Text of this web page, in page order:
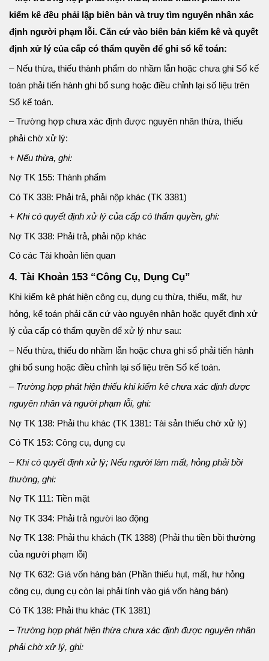
kiểm kê đều phải lập biên bản và truy tìm nguyên nhân xác
định người phạm lỗi. Căn cứ vào biên bản kiểm kê và quyết
định xử lý của cấp có thẩm quyền để ghi sổ kế toán:
– Nếu thừa, thiếu thành phẩm do nhầm lẫn hoặc chưa ghi Sổ kế
toán phải tiến hành ghi bổ sung hoặc điều chỉnh lại số liệu trên
Sổ kế toán.
– Trường hợp chưa xác định được nguyên nhân thừa, thiếu
phải chờ xử lý:
+ Nếu thừa, ghi:
Nợ TK 155: Thành phẩm
Có TK 338: Phải trả, phải nộp khác (TK 3381)
+ Khi có quyết định xử lý của cấp có thẩm quyền, ghi:
Nợ TK 338: Phải trả, phải nộp khác
Có các Tài khoản liên quan
4. Tài Khoản 153 “Công Cụ, Dụng Cụ”
Khi kiểm kê phát hiện công cụ, dụng cụ thừa, thiếu, mất, hư
hỏng, kế toán phải căn cứ vào nguyên nhân hoặc quyết định xử
lý của cấp có thẩm quyền để xử lý như sau:
– Nếu thừa, thiếu do nhầm lẫn hoặc chưa ghi sổ phải tiến hành
ghi bổ sung hoặc điều chỉnh lại số liệu trên Sổ kế toán.
– Trường hợp phát hiện thiếu khi kiểm kê chưa xác định được
nguyên nhân và người phạm lỗi, ghi:
Nợ TK 138: Phải thu khác (TK 1381: Tài sản thiếu chờ xử lý)
Có TK 153: Công cụ, dụng cụ
– Khi có quyết định xử lý; Nếu người làm mất, hỏng phải bồi
thường, ghi:
Nợ TK 111: Tiền mặt
Nợ TK 334: Phải trả người lao động
Nợ TK 138: Phải thu khách (TK 1388) (Phải thu tiền bồi thường
của người phạm lỗi)
Nợ TK 632: Giá vốn hàng bán (Phần thiếu hụt, mất, hư hỏng
công cụ, dụng cụ còn lại phải tính vào giá vốn hàng bán)
Có TK 138: Phải thu khác (TK 1381)
– Trường hợp phát hiện thừa chưa xác định được nguyên nhân
phải chờ xử lý, ghi: